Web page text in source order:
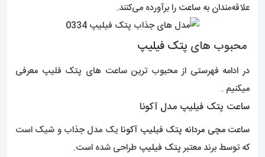
علاقه‌مندان به ساعت را برآورده می‌کنند.
محبوب های پتک فیلیپ
در ادامه فهرستی از محبوب ترین ساعت های پتک فلیپ معرفی
میکنیم .
ساعت پتک فیلیپ مدل آکونا
ساعت مچی مردانه پتک فیلیپ آکونا یک مدل جذاب و شیک است
که توسط برند معتبر پتک فیلیپ طراحی شده است.